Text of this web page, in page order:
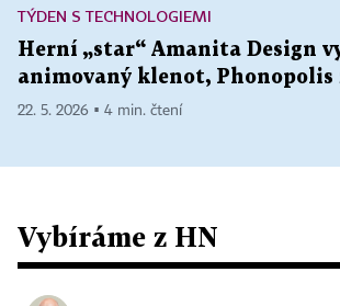
TÝDEN S TECHNOLOGIEMI
Herní „star“ Amanita Design
animovaný klenot, Phonopolis
22. 5. 2026 ▪ 4 min. čtení
Vybíráme z HN